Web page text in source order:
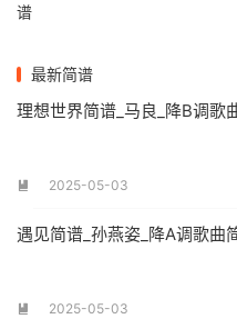
谱
最新简谱
理想世界简谱_马良_降B调歌
 2025-05-03
遇见简谱_孙燕姿_降A调歌曲
 2025-05-03